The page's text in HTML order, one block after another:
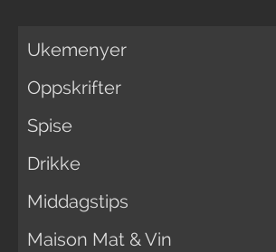
Ukemenyer
Oppskrifter
Spise
Drikke
Middagstips
Maison Mat & Vin